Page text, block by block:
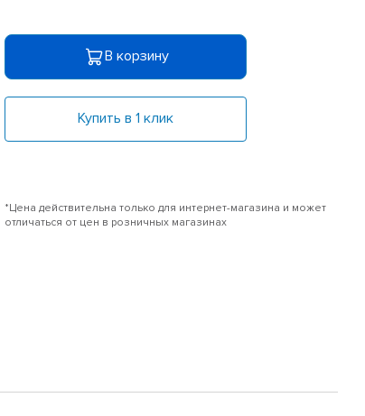
В корзину
Купить в 1 клик
*Цена действительна только для интернет-магазина и может
отличаться от цен в розничных магазинах